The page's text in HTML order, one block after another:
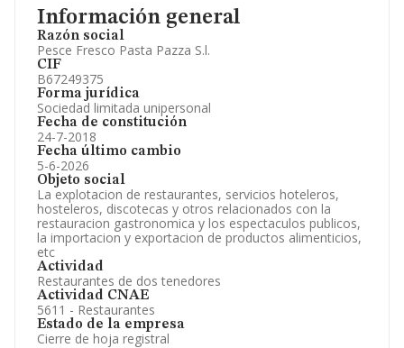
Información general
Razón social
Pesce Fresco Pasta Pazza S.l.
CIF
B67249375
Forma jurídica
Sociedad limitada unipersonal
Fecha de constitución
24-7-2018
Fecha último cambio
5-6-2026
Objeto social
La explotacion de restaurantes, servicios hoteleros,
hosteleros, discotecas y otros relacionados con la
restauracion gastronomica y los espectaculos publicos,
la importacion y exportacion de productos alimenticios,
etc
Actividad
Restaurantes de dos tenedores
Actividad CNAE
5611 - Restaurantes
Estado de la empresa
Cierre de hoja registral
Información oficial y registral complementaria.